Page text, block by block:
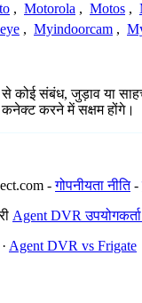
, Motorola , Motos ,
, Myindoorcam ,
कोई संबंध, जुड़ाव या
करने में सक्षम होंगे।
-गोपनीयता नीति-
Agent DVR
· Agent DVR vs Frigate